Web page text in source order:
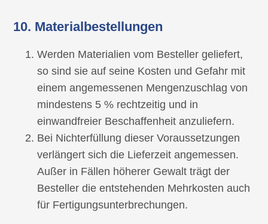
10. Materialbestellungen
Werden Materialien vom Besteller geliefert,
so sind sie auf seine Kosten und Gefahr mit
einem angemessenen Mengenzuschlag von
mindestens 5 % rechtzeitig und in
einwandfreier Beschaffenheit anzuliefern.
Bei Nichterfüllung dieser Voraussetzungen
verlängert sich die Lieferzeit angemessen.
Außer in Fällen höherer Gewalt trägt der
Besteller die entstehenden Mehrkosten auch
für Fertigungsunterbrechungen.